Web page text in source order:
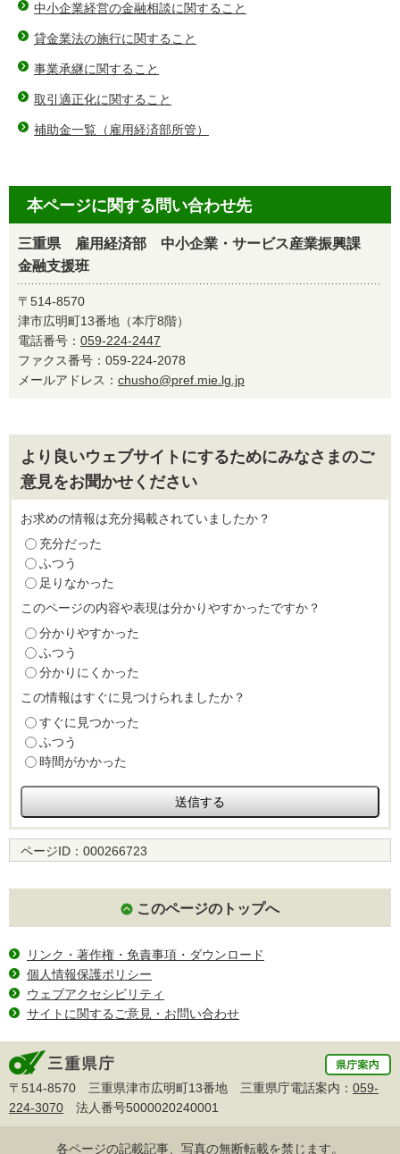
中小企業経営の金融相談に関すること
貸金業法の施行に関すること
事業承継に関すること
取引適正化に関すること
補助金一覧（雇用経済部所管）
本ページに関する問い合わせ先
三重県 雇用経済部 中小企業・サービス産業振興課
金融支援班
〒514-8570
津市広明町13番地（本庁8階）
電話番号： 059-224-2447
ファクス番号：059-224-2078
メールアドレス： chusho@pref.mie.lg.jp
より良いウェブサイトにするためにみなさまのご
意見をお聞かせください
お求めの情報は充分掲載されていましたか？
充分だった
ふつう
足りなかった
このページの内容や表現は分かりやすかったですか？
分かりやすかった
ふつう
分かりにくかった
この情報はすぐに見つけられましたか？
すぐに見つかった
ふつう
時間がかかった
ページID： 000266723
このページのトップへ
リンク・著作権・免責事項・ダウンロード
個人情報保護ポリシー
ウェブアクセシビリティ
サイトに関するご意見・お問い合わせ
〒514-8570 三重県津市広明町13番地 三重県庁電話案内： 059-
224-3070 法人番号5000020240001
各ページの記載記事、写真の無断転載を禁じます。